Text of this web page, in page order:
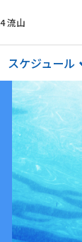
流山
スケジュール